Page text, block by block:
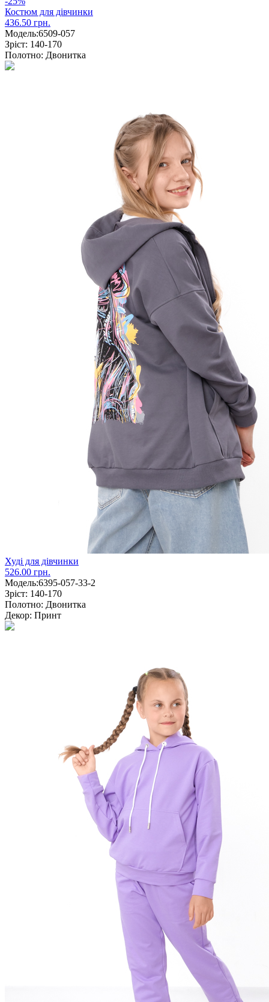
Костюм для дівчинки
436.50 грн.
Модель:6509-057
Зріст: 140-170
Полотно: Двонитка
Худі для дівчинки
526.00 грн.
Модель:6395-057-33-2
Зріст: 140-170
Полотно: Двонитка
Декор: Принт